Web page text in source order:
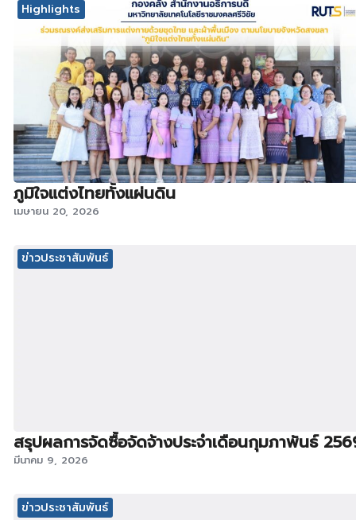
Highlights
ภูมิใจแต่งไทยทั้งแผ่นดิน
เมษายน 20, 2026
ข่าวประชาสัมพันธ์
สรุปผลการจัดซื้อจัดจ้างประจำเดือนกุมภาพันธ์
มีนาคม 9, 2026
ข่าวประชาสัมพันธ์